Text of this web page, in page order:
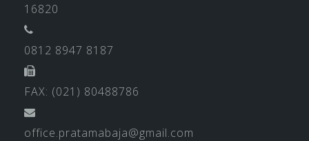
16820
0812 8947 8187
FAX: (021) 80488786
office.pratamabaja@gmail.com